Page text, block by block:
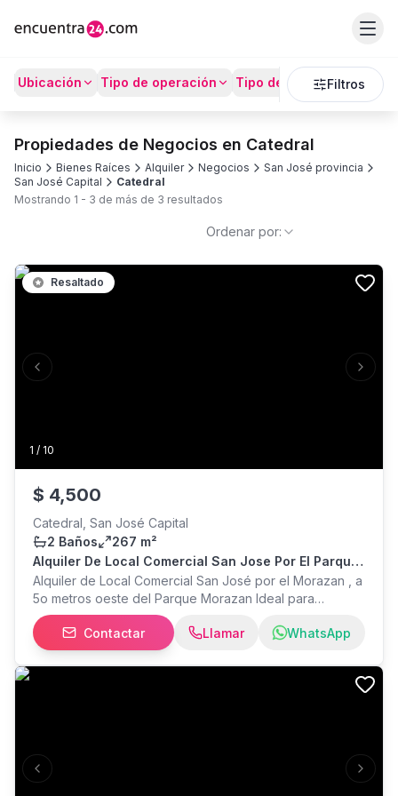
Ubicación Tipo de operación Tipo de Propiedad
Filtros
Propiedades de Negocios en Catedral
Inicio Bienes Raíces Alquiler Negocios
San José provincia
San José Capital
Catedral
Mostrando 1 - 3 de más de 3 resultados
Ordenar por:
1 / 10
Previous slide Next
Resaltado
$ 4,500
Catedral, San José Capital
2 Baños
267 m²
Alquiler De Local Comercial San Jose Por El Parque
Morazan
Alquiler de Local Comercial San José por el Morazan , a
5o metros oeste del Parque Morazan Ideal para
cualquier tipo de comercio por su gran punto y
ubicación. primer piso de edificio Uribe y Pages mide
267m2 Cortinas de hierro parada de buses de las
principales lineas del área metropolitana. Contrato por 3
años mínimo. Aumentos del 5% anual Precio: $4500 mas
Contactar Llamar WhatsApp
Previous slide Next